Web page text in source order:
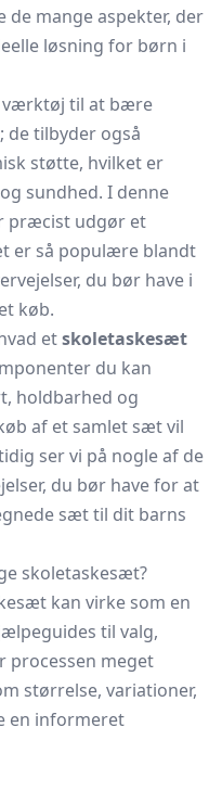
de mange aspekter, der
løsning for børn i
værktøj til at bære
tilbyder også
støtte, hvilket er
sundhed. I denne
præcist udgør et
er så populære blandt
du bør have i
køb.
etskoletaskesæt
du kan
holdbarhed og
af et samlet sæt vil
ser vi på nogle af de
du bør have for at
sæt til dit barns
skoletaskesæt?
kan virke som en
til valg,
processen meget
størrelse, variationer,
en informeret